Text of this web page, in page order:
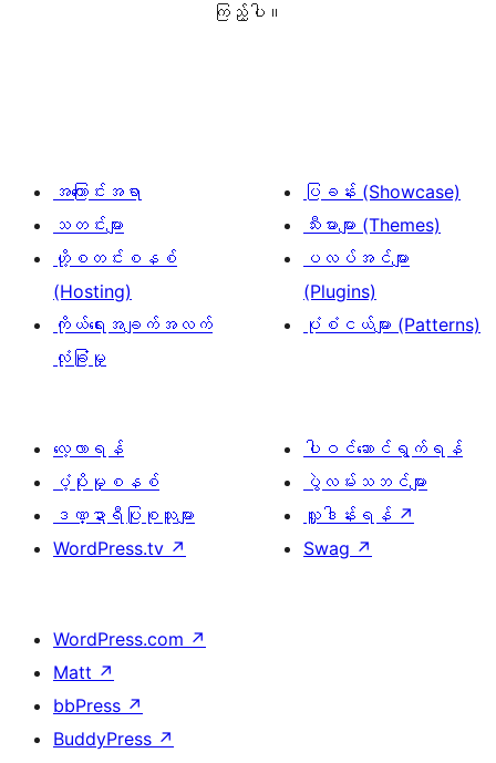
ကြည့်ပါ။
အကြောင်းအရာ
သတင်းများ
ဟို့စတင်းစနစ်
(Hosting)
ကိုယ်ရေးအချက်အလက်
လုံခြုံမှု
ပြခန်း (Showcase)
သီးမားများ (Themes)
ပလပ်အင်များ
(Plugins)
ပုံစံငယ်များ (Patterns)
လေ့လာရန်
ပံ့ပိုးမှုစနစ်
ဒဏ္ဍာရီပြုစုသူများ
WordPress.tv ↗
ပါဝင်ဆောင်ရွက်ရန်
ပွဲလမ်းသဘင်များ
လှူဒါန်းရန် ↗
Swag ↗
WordPress.com ↗
Matt ↗
bbPress ↗
BuddyPress ↗